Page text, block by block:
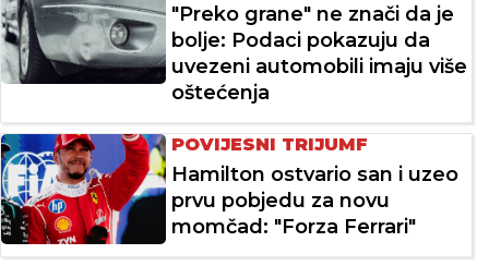
"Preko grane" ne znači da je
bolje: Podaci pokazuju da
uvezeni automobili imaju više
oštećenja
POVIJESNI TRIJUMF
Hamilton ostvario san i uzeo
prvu pobjedu za novu
momčad: "Forza Ferrari"